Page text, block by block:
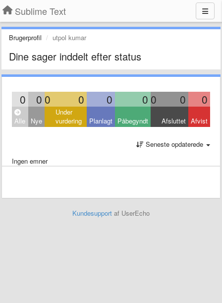
Sublime Text
Brugerprofil utpol kumar
Dine sager inddelt efter status
0 0 0 0 0 0 0 0 0
Alle Nye
Under
vurdering
Planlagt Påbegyndt Afsluttet Afvist
Seneste opdaterede
Ingen emner
Kundesupport af UserEcho